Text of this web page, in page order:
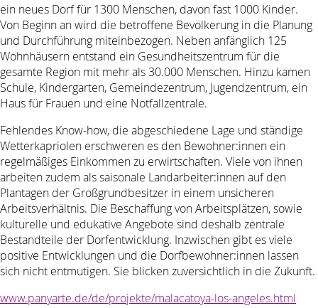
ein neues Dorf für 1300 Menschen, davon fast 1000 Kinder.
Von Beginn an wird die betroffene Bevölkerung in die Planung
und Durchführung miteinbezogen. Neben anfänglich 125
Wohnhäusern entstand ein Gesundheitszentrum für die
gesamte Region mit mehr als 30.000 Menschen. Hinzu kamen
Schule, Kindergarten, Gemeindezentrum, Jugendzentrum, ein
Haus für Frauen und eine Notfallzentrale.
Fehlendes Know-how, die abgeschiedene Lage und ständige
Wetterkapriolen erschweren es den Bewohner:innen ein
regelmäßiges Einkommen zu erwirtschaften. Viele von ihnen
arbeiten zudem als saisonale Landarbeiter:innen auf den
Plantagen der Großgrundbesitzer in einem unsicheren
Arbeitsverhältnis. Die Beschaffung von Arbeitsplätzen, sowie
kulturelle und edukative Angebote sind deshalb zentrale
Bestandteile der Dorfentwicklung. Inzwischen gibt es viele
positive Entwicklungen und die Dorfbewohner:innen lassen
sich nicht entmutigen. Sie blicken zuversichtlich in die Zukunft.
www.panyarte.de/de/projekte/malacatoya-los-angeles.html